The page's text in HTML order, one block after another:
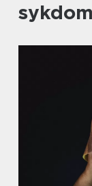
sykdom